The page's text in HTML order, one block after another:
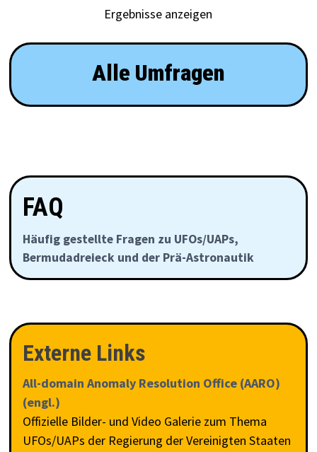
Ergebnisse anzeigen
Alle Umfragen
FAQ
Häufig gestellte Fragen zu UFOs/UAPs,
Bermudadreieck und der Prä-Astronautik
Externe Links
All-domain Anomaly Resolution Office (AARO)
(engl.)
Offizielle Bilder- und Video Galerie zum Thema
UFOs/UAPs der Regierung der Vereinigten Staaten